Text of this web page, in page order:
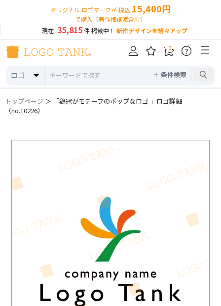
オリジナル ロゴマークが 税込 15,400円
で購入（著作権譲渡含む）
現在 35,815件 掲載中！ 新作デザインを続々アップ
ロゴ ＋ 条件検索
0 ?
トップページ ＞ 「鶏冠がモチーフのポップなロゴ 」ロゴ詳細
（no.10226）